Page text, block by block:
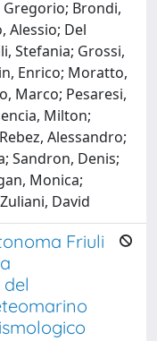
Brondi,
Alessio; Del
Stefania; Grossi,
Enrico; Moratto,
Marco; Pesaresi,
Milton;
Alessandro;
Sandron, Denis;
Monica;
David
Friuli